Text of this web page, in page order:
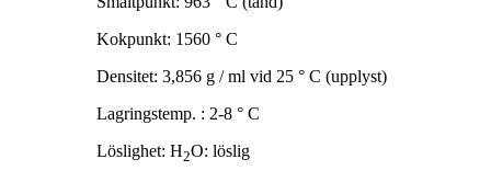
Kokpunkt: 1560 ° C
Densitet: 3,856 g / ml vid 25 ° C (upplyst)
Lagringstemp. : 2-8 ° C
Löslighet: H2O: löslig